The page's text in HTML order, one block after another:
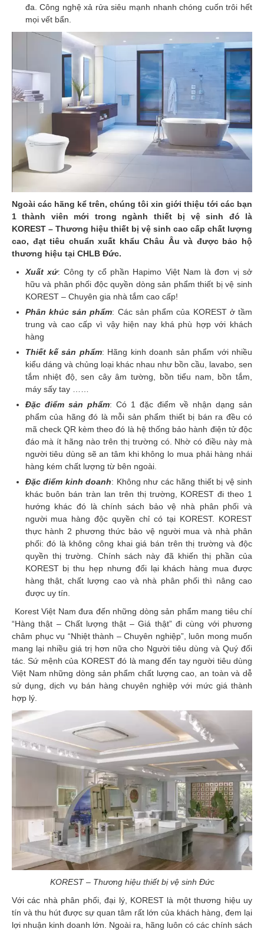
đa. Công nghệ xả rửa siêu mạnh nhanh chóng cuốn trôi hết
mọi vết bẩn.
Ngoài các hãng kể trên, chúng tôi xin giới thiệu tới các bạn
1 thành viên mới trong ngành thiết bị vệ sinh đó là
KOREST – Thương hiệu thiết bị vệ sinh cao cấp chất lượng
cao, đạt tiêu chuẩn xuất khẩu Châu Âu và được bảo hộ
thương hiệu tại CHLB Đức.
Xuất xứ: Công ty cổ phần Hapimo Việt Nam là đơn vị sở
hữu và phân phối độc quyền dòng sản phẩm thiết bị vệ sinh
KOREST – Chuyên gia nhà tắm cao cấp!
Phân khúc sản phẩm: Các sản phẩm của KOREST ở tầm
trung và cao cấp vì vậy hiện nay khá phù hợp với khách
hàng
Thiết kế sản phẩm: Hãng kinh doanh sản phẩm với nhiều
kiểu dáng và chủng loại khác nhau như bồn cầu, lavabo, sen
tắm nhiệt độ, sen cây âm tường, bồn tiểu nam, bồn tắm,
máy sấy tay ……
Đặc điểm sản phẩm: Có 1 đặc điểm về nhận dạng sản
phẩm của hãng đó là mỗi sản phẩm thiết bị bán ra đều có
mã check QR kèm theo đó là hệ thống bảo hành điện tử độc
đáo mà ít hãng nào trên thị trường có. Nhờ có điều này mà
người tiêu dùng sẽ an tâm khi không lo mua phải hàng nhái
hàng kém chất lượng từ bên ngoài.
Đặc điểm kinh doanh: Không như các hãng thiết bị vệ sinh
khác buôn bán tràn lan trên thị trường, KOREST đi theo 1
hướng khác đó là chính sách bảo vệ nhà phân phối và
người mua hàng độc quyền chỉ có tại KOREST. KOREST
thực hành 2 phương thức bảo vệ người mua và nhà phân
phối: đó là không công khai giá bán trên thị trường và độc
quyền thị trường. Chính sách này đã khiến thị phần của
KOREST bị thu hẹp nhưng đổi lại khách hàng mua được
hàng thật, chất lượng cao và nhà phân phối thì nâng cao
được uy tín.
Korest Việt Nam đưa đến những dòng sản phẩm mang tiêu chí
“Hàng thật – Chất lượng thật – Giá thật” đi cùng với phương
châm phục vụ “Nhiệt thành – Chuyên nghiệp”, luôn mong muốn
mang lại nhiều giá trị hơn nữa cho Người tiêu dùng và Quý đối
tác. Sứ mệnh của KOREST đó là mang đến tay người tiêu dùng
Việt Nam những dòng sản phẩm chất lượng cao, an toàn và dễ
sử dụng, dịch vụ bán hàng chuyên nghiệp với mức giá thành
hợp lý.
KOREST – Thương hiệu thiết bị vệ sinh Đức
Với các nhà phân phối, đại lý, KOREST là một thương hiệu uy
tín và thu hút được sự quan tâm rất lớn của khách hàng, đem lại
lợi nhuận kinh doanh lớn. Ngoài ra, hãng luôn có các chính sách